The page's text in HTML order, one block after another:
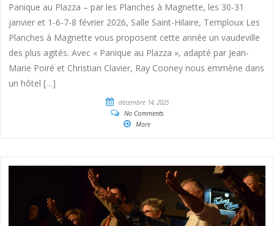
Panique au Plazza – par les Planches à Magnette, les 30-31
janvier et 1-6-7-8 février 2026, Salle Saint-Hilaire, Temploux Les
Planches à Magnette vous proposent cette année un vaudeville
des plus agités. Avec « Panique au Plazza », adapté par Jean-
Marie Poiré et Christian Clavier, Ray Cooney nous emmène dans
un hôtel […]
décembre 14, 2025
No Comments
More